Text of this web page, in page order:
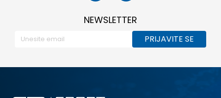
NEWSLETTER
PRIJAVITE SE